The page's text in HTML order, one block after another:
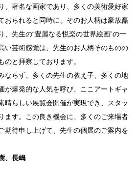
、著名な画家であり、多くの美術愛好家
おられると同時に、そのお人柄は豪放磊
、先生の“豊麗なる悦楽の世界絵画”の一
い芸術感覚は、先生のお人柄そのものの
のと拝察しております。
ならず、多くの先生の教え子、多くの地
が爆発的な人気を呼び、ここアートギャ
晴らしい展覧会開催が実現でき、スタッ
ます。この良き機会に、多くのご来場者
期待申し上げて、先生の個展のご案内を
、長嶋